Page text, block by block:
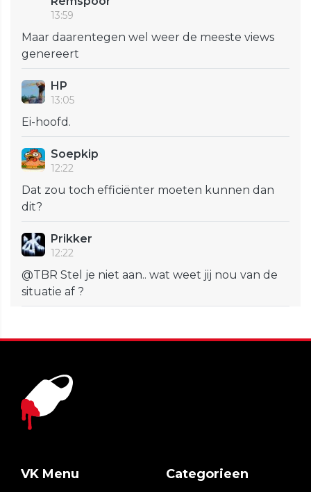
13:59
Maar daarentegen wel weer de meeste views
genereert
HP
13:05
Ei-hoofd.
Soepkip
12:22
Dat zou toch efficiënter moeten kunnen dan
dit?
Prikker
12:22
@TBR Stel je niet aan.. wat weet jij nou van de
situatie af ?
VK Menu Categorieen